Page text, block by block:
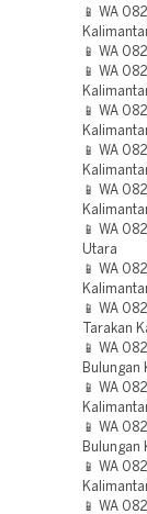
📱 WA
📱 WA
📱 WA
📱 WA
📱 WA
📱 WA
📱 WA
Utara
📱 WA
📱 WA
Tarakan
📱 WA
Bulungan
📱 WA
📱 WA
Bulungan
📱 WA
📱 WA